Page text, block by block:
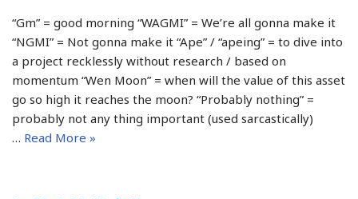
“Gm” = good morning “WAGMI” = We’re all gonna make it
“NGMI” = Not gonna make it “Ape” / “apeing” = to dive into
a project recklessly without research / based on
momentum “Wen Moon” = when will the value of this asset
go so high it reaches the moon? “Probably nothing” =
probably not any thing important (used sarcastically)
… Read More »